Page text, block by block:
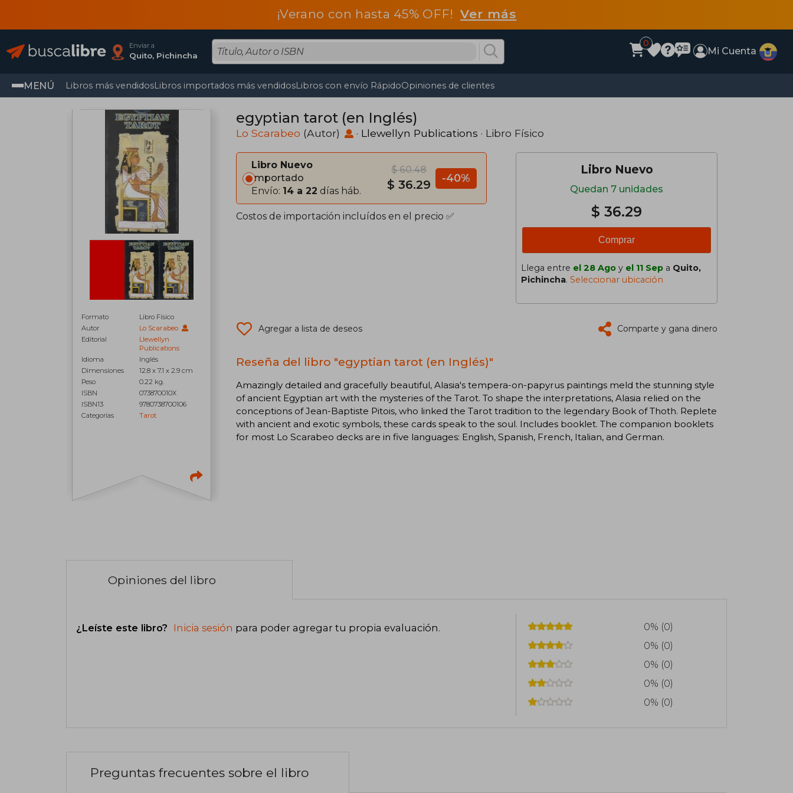
¡Verano con hasta 45% OFF!Ver más
Enviar a
Quito, Pichincha
0
Mi Cuenta
MENÚ Libros más vendidosLibros importados más vendidosLibros con envío RápidoOpiniones de clientes
Formato
Libro Físico
Autor
Lo Scarabeo
Editorial
Llewellyn
Publications
Idioma
Inglés
Dimensiones
12.8 x 7.1 x 2.9 cm
Peso
0.22 kg.
ISBN
073870010X
ISBN13
9780738700106
Categorías
Tarot
egyptian tarot (en Inglés)
Lo Scarabeo (Autor) · Llewellyn Publications · Libro Físico
Libro Nuevo
Importado
Envío: 14 a 22 días háb.
$ 60.48
$ 36.29 -40%
Costos de importación incluídos en el precio ✅
Libro Nuevo
Quedan 7 unidades
$ 36.29
Comprar
Llega entre el 28 Ago y el 11 Sep a Quito,
Pichincha. Seleccionar ubicación
Agregar a lista de deseos Comparte y gana dinero
Reseña del libro "egyptian tarot (en Inglés)"
Amazingly detailed and gracefully beautiful, Alasia's tempera-on-papyrus paintings meld the stunning style
of ancient Egyptian art with the mysteries of the Tarot. To shape the interpretations, Alasia relied on the
conceptions of Jean-Baptiste Pitois, who linked the Tarot tradition to the legendary Book of Thoth. Replete
with ancient and exotic symbols, these cards speak to the soul. Includes booklet. The companion booklets
for most Lo Scarabeo decks are in five languages: English, Spanish, French, Italian, and German.
Opiniones del libro
¿Leíste este libro? Inicia sesión para poder agregar tu propia evaluación.
0% (0)
0% (0)
0% (0)
0% (0)
0% (0)
Preguntas frecuentes sobre el libro